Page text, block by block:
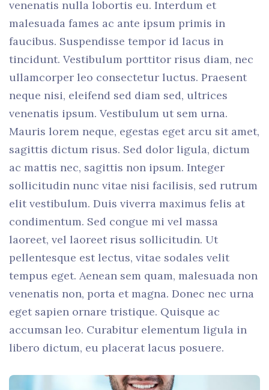
venenatis nulla lobortis eu. Interdum et
malesuada fames ac ante ipsum primis in
faucibus. Suspendisse tempor id lacus in
tincidunt. Vestibulum porttitor risus diam, nec
ullamcorper leo consectetur luctus. Praesent
neque nisi, eleifend sed diam sed, ultrices
venenatis ipsum. Vestibulum ut sem urna.
Mauris lorem neque, egestas eget arcu sit amet,
sagittis dictum risus. Sed dolor ligula, dictum
ac mattis nec, sagittis non ipsum. Integer
sollicitudin nunc vitae nisi facilisis, sed rutrum
elit vestibulum. Duis viverra maximus felis at
condimentum. Sed congue mi vel massa
laoreet, vel laoreet risus sollicitudin. Ut
pellentesque est lectus, vitae sodales velit
tempus eget. Aenean sem quam, malesuada non
venenatis non, porta et magna. Donec nec urna
eget sapien ornare tristique. Quisque ac
accumsan leo. Curabitur elementum ligula in
libero dictum, eu placerat lacus posuere.